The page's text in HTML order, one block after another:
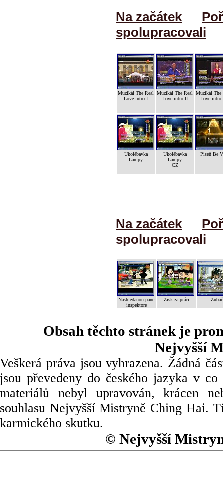
Na začátek
spolupracovali
Muzikál The Real
Love intro I
Muzikál The Real
Love intro II
Muzikál The
Love intro
Ukolébavka
Lampy
Ukolébavka
Lampy
CZ
Píseň Be
Na začátek
spolupracovali
Nashledanou pane
inspektore
Zisk za práci Zubař
Obsah těchto stránek je
Nejvyšší
Veškerá práva jsou vyhrazena. Žádná
jsou převedeny do českého jazyka v
materiálů nebyl upravován, krácen
souhlasu Nejvyšší Mistryně Ching Hai.
karmického skutku.
© Nejvyšší